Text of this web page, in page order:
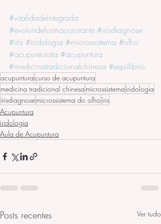
#vitalidadeintegrada
#evoluirdeformaconstante #irisdiagnose
#iris #iridologia #microssistema #olho
#acupunturista #acupuntura
#medicinatradicionalchinesa #equilibrio
acupunturacurso de acupuntura
medicina tradicional chinesa microssistema iridologia
irisdiagnosemicrossistema do olhoíris
Acupuntura
iridologia
Aula de Acupuntura
Posts recentes Ver tudo